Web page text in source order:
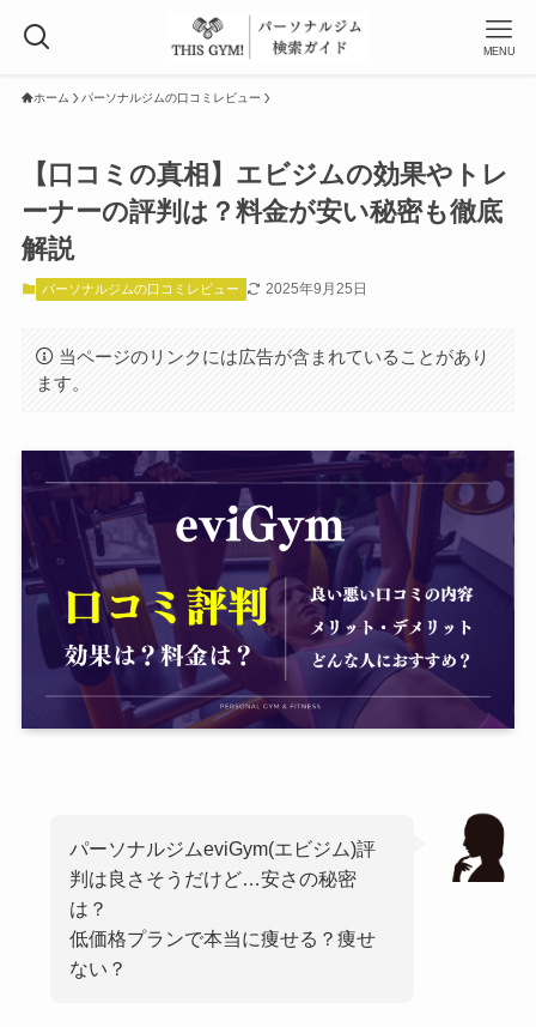
MENU
ホーム パーソナルジムの口コミレビュー
【口コミの真相】エビジムの効果やトレ
ーナーの評判は？料金が安い秘密も徹底
解説
パーソナルジムの口コミレビュー 2025年9月25日
当ページのリンクには広告が含まれていることがあり
ます。
パーソナルジムeviGym(エビジム)評
判は良さそうだけど…安さの秘密
は？
低価格プランで本当に痩せる？痩せ
ない？